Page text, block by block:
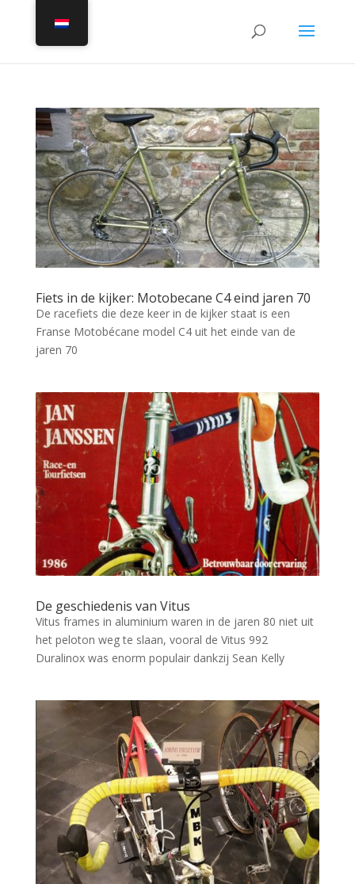
Fiets in de kijker: Motobecane C4 eind jaren 70
De racefiets die deze keer in de kijker staat is een
Franse Motobécane model C4 uit het einde van de
jaren 70
De geschiedenis van Vitus
Vitus frames in aluminium waren in de jaren 80 niet uit
het peloton weg te slaan, vooral de Vitus 992
Duralinox was enorm populair dankzij Sean Kelly